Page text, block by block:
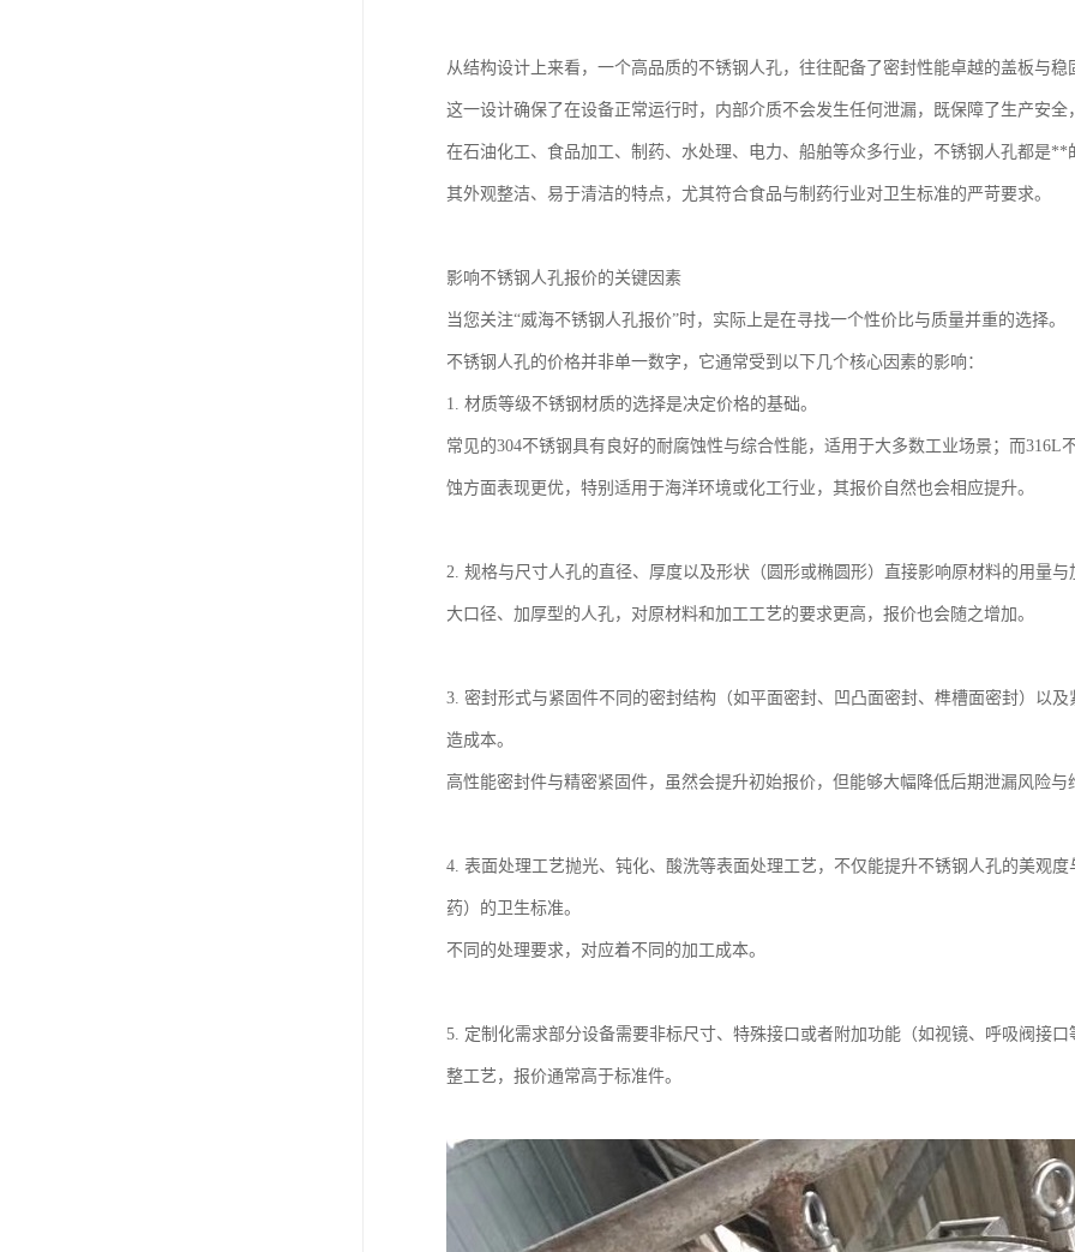
从结构设计上来看，一个高品质的不锈钢人孔，往往配备了密封性能卓越的盖板与稳
这一设计确保了在设备正常运行时，内部介质不会发生任何泄漏，既保障了生产安
在石油化工、食品加工、制药、水处理、电力、船舶等众多行业，不锈钢人孔都是**
其外观整洁、易于清洁的特点，尤其符合食品与制药行业对卫生标准的严苛要求。
影响不锈钢人孔报价的关键因素
当您关注“威海不锈钢人孔报价”时，实际上是在寻找一个性价比与质量并重的选择。
不锈钢人孔的价格并非单一数字，它通常受到以下几个核心因素的影响：
1. 材质等级不锈钢材质的选择是决定价格的基础。
常见的304不锈钢具有良好的耐腐蚀性与综合性能，适用于大多数工业场景；而
蚀方面表现更优，特别适用于海洋环境或化工行业，其报价自然也会相应提升。
2. 规格与尺寸人孔的直径、厚度以及形状（圆形或椭圆形）直接影响原材料的用量与
大口径、加厚型的人孔，对原材料和加工工艺的要求更高，报价也会随之增加。
3. 密封形式与紧固件不同的密封结构（如平面密封、凹凸面密封、榫槽面密封）以
造成本。
高性能密封件与精密紧固件，虽然会提升初始报价，但能够大幅降低后期泄漏风险与
4. 表面处理工艺抛光、钝化、酸洗等表面处理工艺，不仅能提升不锈钢人孔的美观
药）的卫生标准。
不同的处理要求，对应着不同的加工成本。
5. 定制化需求部分设备需要非标尺寸、特殊接口或者附加功能（如视镜、呼吸阀接
整工艺，报价通常高于标准件。